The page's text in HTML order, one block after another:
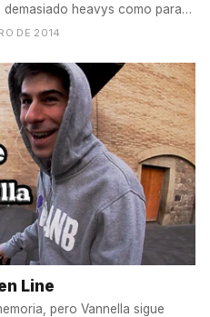
heavys como para
DE 2014
Line
pero Vannella sigue